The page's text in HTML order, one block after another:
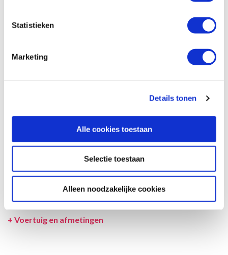
Statistieken
Marketing
Details tonen
Alle cookies toestaan
Selectie toestaan
Alleen noodzakelijke cookies
slechts ter illustratie. De aangegeven hoeveelheid bedden is geen
garantie dat de maximale bezetting voldoende comfortabel is.
Afmetingen en het interieur kunnen in werkelijkheid afwijken van
VERZEKERINGEN
VOORWAARDEN
SPECIALS
+ Voertuig en afmetingen